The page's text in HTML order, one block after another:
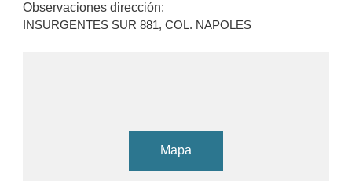
Observaciones dirección:
INSURGENTES SUR 881, COL. NAPOLES
Mapa